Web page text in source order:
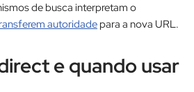
de busca interpretam o
autoridade para a nova URL.
e quando usar